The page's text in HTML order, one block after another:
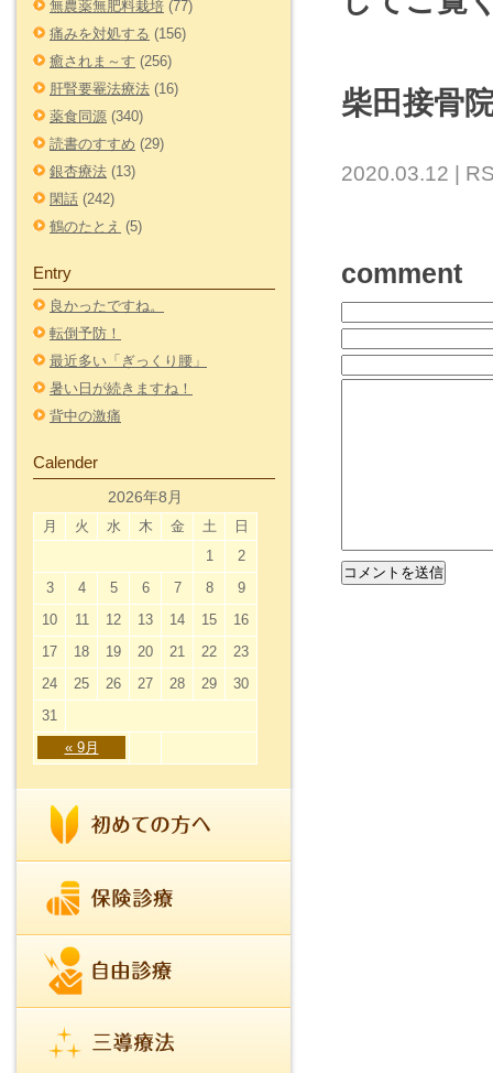
無農薬無肥料栽培 (77)
痛みを対処する (156)
癒されま～す (256)
肝腎要罨法療法 (16)
薬食同源 (340)
読書のすすめ (29)
銀杏療法 (13)
閑話 (242)
鶴のたとえ (5)
Entry
良かったですね。
転倒予防！
最近多い「ぎっくり腰」
暑い日が続きますね！
背中の激痛
Calender
2026年8月
月 火 水 木 金 土 日
« 9月
1
2
3
4 5 6 7 8
9
10
11 12 13 14 15
16
17
18 19 20 21 22
23
24
25 26 27 28 29
30
31
柴田接骨
2020.03.12 |
comment